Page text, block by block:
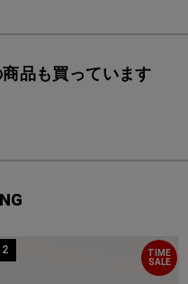
品も買っています
TIME
SALE
2